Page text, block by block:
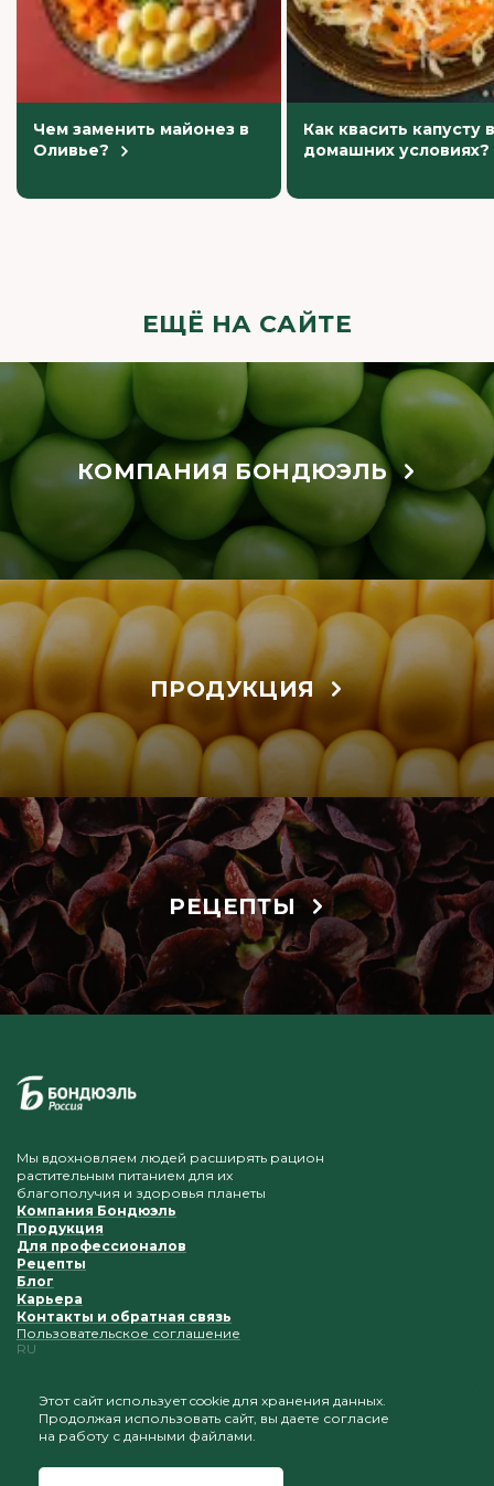
Чем заменить майонез в
Оливье?
Как квасить капусту в
домашних условиях?
ЕЩЁ НА САЙТЕ
КОМПАНИЯ БОНДЮЭЛЬ
ПРОДУКЦИЯ
РЕЦЕПТЫ
Мы вдохновляем людей расширять рацион
растительным питанием для их
благополучия и здоровья планеты
Компания Бондюэль
Продукция
Для профессионалов
Рецепты
Блог
Карьера
Контакты и обратная связь
Пользовательское соглашение
RU
Приветствуется копирование и размещение
материалов при условии сохранения ссылки на наш
Этот сайт использует cookie для хранения данных.
Продолжая использовать сайт, вы даете согласие
на работу с данными файлами.